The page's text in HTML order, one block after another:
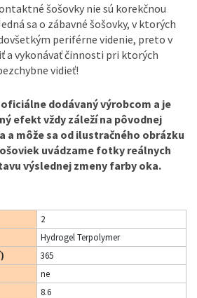
šošovky nie sú korekčnou
sa o zábavné šošovky, v ktorých
periférne videnie, preto v
a vykonávať činnosti pri ktorých
vidieť!
dodávaný výrobcom a je
efekt vždy záleží na pôvodnej
a môže sa od ilustračného obrázku
uvádzame fotky reálnych
výslednej zmeny farby oka.
2
Hydrogel Terpolymer
365
ne
8.6